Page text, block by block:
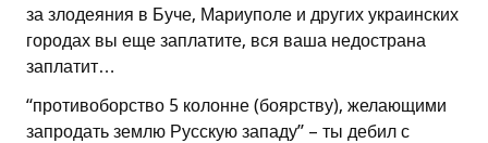
за злодеяния в Буче, Мариуполе и других украинских
городах вы еще заплатите, вся ваша недострана
заплатит…
“противоборство 5 колонне (боярству), желающими
запродать землю Русскую западу” – ты дебил с